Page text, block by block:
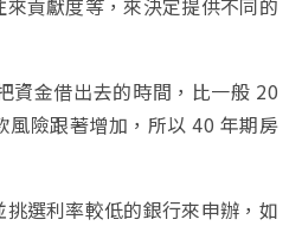
貢獻度等，來決定提供不同的
資金借出去的時間，比一般 20
風險跟著增加，所以 40 年期房
選利率較低的銀行來申辦，如